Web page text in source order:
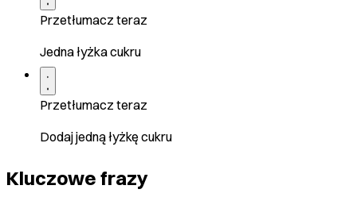
Przetłumacz teraz
Jedna łyżka cukru
Przetłumacz teraz
Dodaj jedną łyżkę cukru
Kluczowe frazy